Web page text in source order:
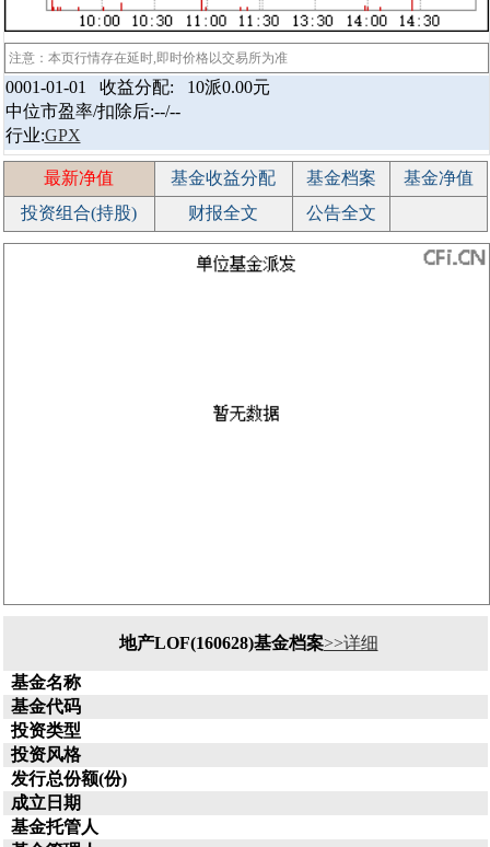
注意：本页行情存在延时,即时价格以交易所为准
0001-01-01 收益分配: 10派0.00元
中位市盈率/扣除后:--/--
行业:GPX
最新净值 基金收益分配 基金档案
基金净值
投资组合(持股)
财报全文 公告全文
地产LOF(160628)基金档案>>详细
基金名称
基金代码
投资类型
投资风格
发行总份额(份)
成立日期
基金托管人